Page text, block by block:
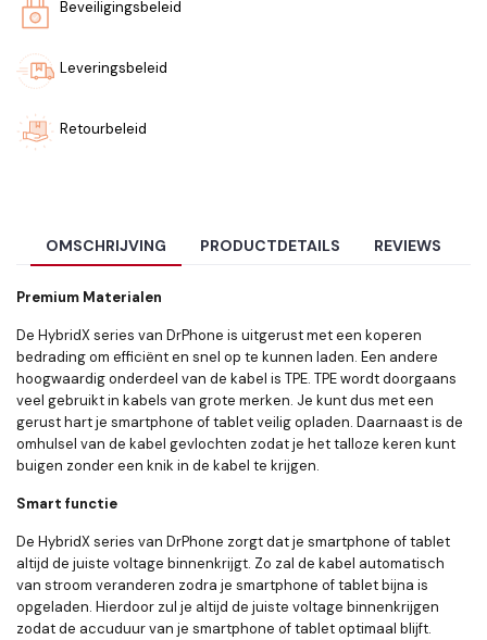
Beveiligingsbeleid
Leveringsbeleid
Retourbeleid
OMSCHRIJVING PRODUCTDETAILS REVIEWS
Premium Materialen
De HybridX series van DrPhone is uitgerust met een koperen
bedrading om efficiënt en snel op te kunnen laden. Een andere
hoogwaardig onderdeel van de kabel is TPE. TPE wordt doorgaans
veel gebruikt in kabels van grote merken. Je kunt dus met een
gerust hart je smartphone of tablet veilig opladen. Daarnaast is de
omhulsel van de kabel gevlochten zodat je het talloze keren kunt
buigen zonder een knik in de kabel te krijgen.
Smart functie
De HybridX series van DrPhone zorgt dat je smartphone of tablet
altijd de juiste voltage binnenkrijgt. Zo zal de kabel automatisch
van stroom veranderen zodra je smartphone of tablet bijna is
opgeladen. Hierdoor zul je altijd de juiste voltage binnenkrijgen
zodat de accuduur van je smartphone of tablet optimaal blijft.